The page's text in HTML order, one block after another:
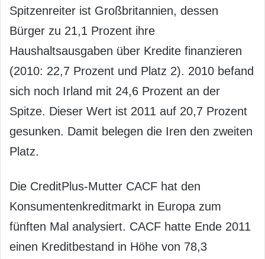
Spitzenreiter ist Großbritannien, dessen
Bürger zu 21,1 Prozent ihre
Haushaltsausgaben über Kredite finanzieren
(2010: 22,7 Prozent und Platz 2). 2010 befand
sich noch Irland mit 24,6 Prozent an der
Spitze. Dieser Wert ist 2011 auf 20,7 Prozent
gesunken. Damit belegen die Iren den zweiten
Platz.
Die CreditPlus-Mutter CACF hat den
Konsumentenkreditmarkt in Europa zum
fünften Mal analysiert. CACF hatte Ende 2011
einen Kreditbestand in Höhe von 78,3